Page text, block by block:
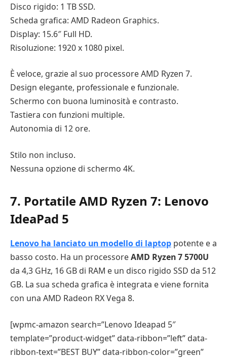
Disco rigido: 1 TB SSD.
Scheda grafica: AMD Radeon Graphics.
Display: 15.6″ Full HD.
Risoluzione: 1920 x 1080 pixel.
È veloce, grazie al suo processore AMD Ryzen 7.
Design elegante, professionale e funzionale.
Schermo con buona luminosità e contrasto.
Tastiera con funzioni multiple.
Autonomia di 12 ore.
Stilo non incluso.
Nessuna opzione di schermo 4K.
7. Portatile AMD Ryzen 7: Lenovo
IdeaPad 5
Lenovo ha lanciato un modello di laptop potente e a
basso costo. Ha un processoreAMD Ryzen 7 5700U
da 4,3 GHz, 16 GB di RAM e un disco rigido SSD da 512
GB. La sua scheda grafica è integrata e viene fornita
con una AMD Radeon RX Vega 8.
[wpmc-amazon search=”Lenovo Ideapad 5″
template=”product-widget” data-ribbon=”left” data-
ribbon-text=”BEST BUY” data-ribbon-color=”green”